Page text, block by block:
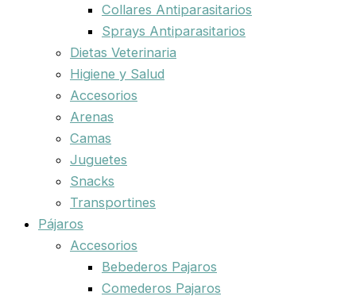
Collares Antiparasitarios
Sprays Antiparasitarios
Dietas Veterinaria
Higiene y Salud
Accesorios
Arenas
Camas
Juguetes
Snacks
Transportines
Pájaros
Accesorios
Bebederos Pajaros
Comederos Pajaros